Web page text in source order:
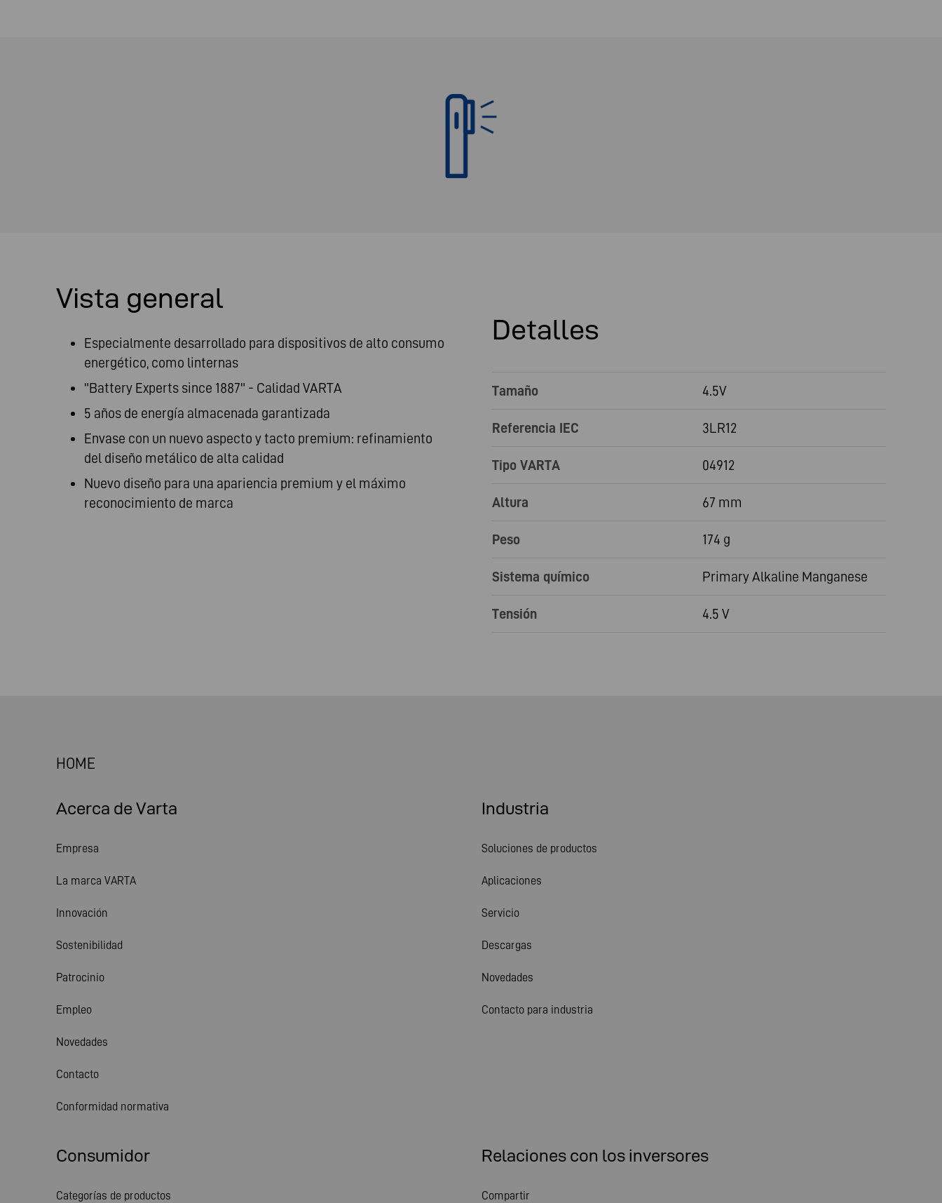
Vista general
Especialmente desarrollado para dispositivos de alto consumo
energético, como linternas
"Battery Experts since 1887" - Calidad VARTA
5 años de energía almacenada garantizada
Envase con un nuevo aspecto y tacto premium: refinamiento
del diseño metálico de alta calidad
Nuevo diseño para una apariencia premium y el máximo
reconocimiento de marca
Detalles
Tamaño 4.5V
Referencia IEC 3LR12
Tipo VARTA 04912
Altura 67 mm
Peso 174 g
Sistema químico Primary Alkaline Manganese
Tensión 4.5 V
HOME
Acerca de Varta
Empresa
La marca VARTA
Innovación
Sostenibilidad
Patrocinio
Empleo
Novedades
Contacto
Conformidad normativa
Consumidor
Categorías de productos
Industria
Soluciones de productos
Aplicaciones
Servicio
Descargas
Novedades
Contacto para industria
Relaciones con los inversores
Compartir